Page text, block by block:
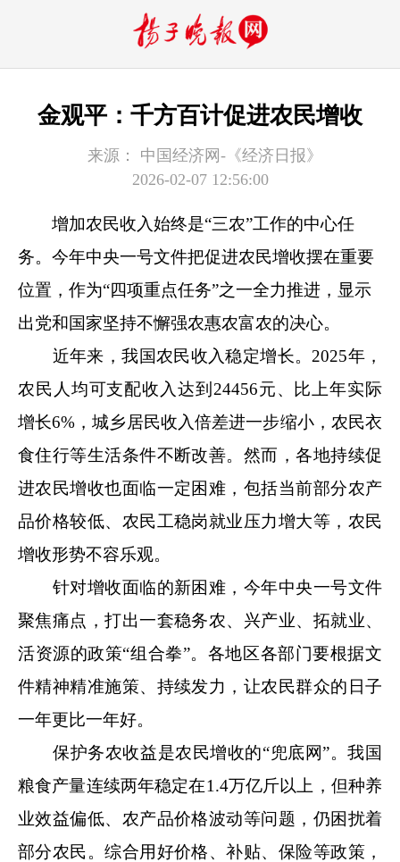
金观平：千方百计促进农民增收
来源：
中国经济网-《经济日报》
2026-02-07 12:56:00
增加农民收入始终是“三农”工作的中心任
务。今年中央一号文件把促进农民增收摆在重要
位置，作为“四项重点任务”之一全力推进，显示
出党和国家坚持不懈强农惠农富农的决心。
近年来，我国农民收入稳定增长。2025年，
农民人均可支配收入达到24456元、比上年实际
增长6%，城乡居民收入倍差进一步缩小，农民衣
食住行等生活条件不断改善。然而，各地持续促
进农民增收也面临一定困难，包括当前部分农产
品价格较低、农民工稳岗就业压力增大等，农民
增收形势不容乐观。
针对增收面临的新困难，今年中央一号文件
聚焦痛点，打出一套稳务农、兴产业、拓就业、
活资源的政策“组合拳”。各地区各部门要根据文
件精神精准施策、持续发力，让农民群众的日子
一年更比一年好。
保护务农收益是农民增收的“兜底网”。我国
粮食产量连续两年稳定在1.4万亿斤以上，但种养
业效益偏低、农产品价格波动等问题，仍困扰着
部分农民。综合用好价格、补贴、保险等政策，